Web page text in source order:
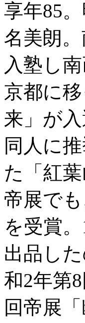
享年85
名美朗
入塾し
京都に
来」が
同人に
た「紅
帝展で
を受賞
出品し
和2年第
回帝展